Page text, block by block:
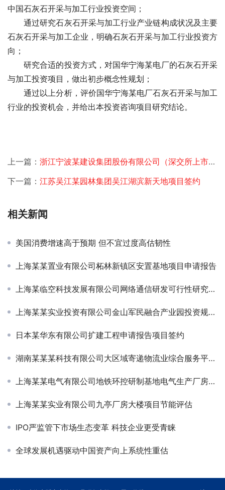
中国石灰石开采与加工行业投资空间；
通过研究石灰石开采与加工行业产业链构成状况及主要
石灰石开采与加工企业，明确石灰石开采与加工行业投资方
向；
研究合适的投资方式，对国华宁海某电厂的石灰石开采
与加工投资项目，做出初步概念性规划；
通过以上分析，评价国华宁海某电厂石灰石开采与加工
行业的投资机会，并给出本投资咨询项目研究结论。
上一篇： 浙江宁波某建设集团股份有限公司（深交所上市）奉贤物流中心规划项目签约
下一篇： 江苏吴江某园林集团吴江湖滨新天地项目签约
相关新闻
美国消费增速高于预期 但不宜过度高估韧性
上海某某置业有限公司柘林新镇区安置基地项目申请报告
上海某临空科技发展有限公司网络通信研发可行性研究项目签约
上海某某实业投资有限公司金山军民融合产业园投资规划方案
日本某华东有限公司扩建工程申请报告项目签约
湖南某某某科技有限公司大区域寄递物流业综合服务平台建设项目可行性研究
上海某某电气有限公司地铁环控研制基地电气生产厂房二期项目节能评估
上海某某实业有限公司九亭厂房大楼项目节能评估
IPO严监管下市场生态变革 科技企业更受青睐
全球发展机遇驱动中国资产向上系统性重估